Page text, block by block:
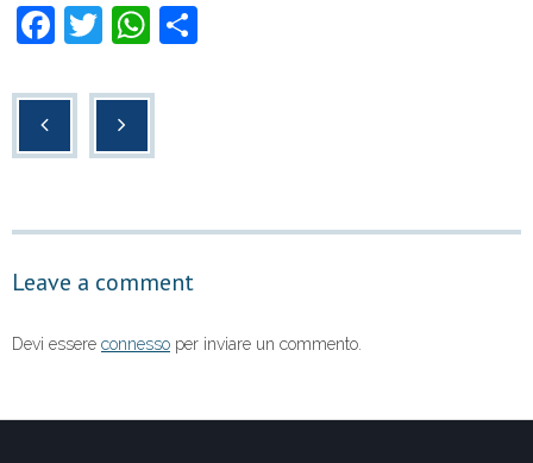
F
c
k
T
tt
er
W
at
Leave a comment
Devi essere connesso per inviare un commento.